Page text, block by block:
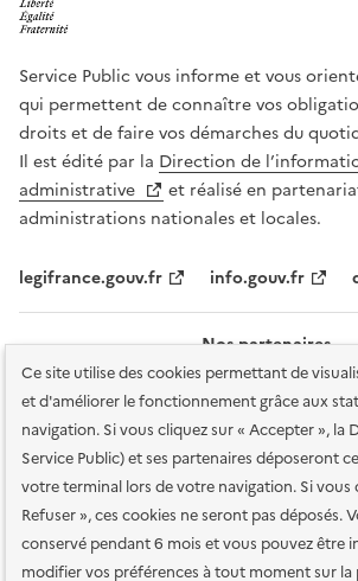
Ce site utilise des cookies permettant de
et d'améliorer le fonctionnement grâce aux
navigation. Si vous cliquez sur « Accepter », la
Service Public) et ses partenaires déposeront
votre terminal lors de votre navigation. Si vous
Refuser », ces cookies ne seront pas déposés.
conservé pendant 6 mois et vous pouvez être
modifier vos préférences à tout moment sur la
Service Public vous informe et vous
qui permettent de connaître vos
droits et de faire vos démarches du
Il est édité par la Direction de
administrative
et réalisé en
administrations nationales et locales.
legifrance.gouv.fr info.gouv.fr
Nos partenaires
Plan du site Accessibilité : totalement conforme
services en ligne Mentions légales Données